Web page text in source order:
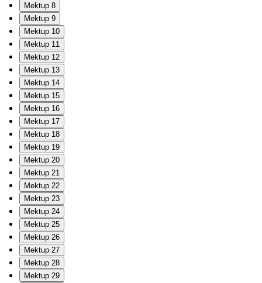
Mektup 8
Mektup 9
Mektup 10
Mektup 11
Mektup 12
Mektup 13
Mektup 14
Mektup 15
Mektup 16
Mektup 17
Mektup 18
Mektup 19
Mektup 20
Mektup 21
Mektup 22
Mektup 23
Mektup 24
Mektup 25
Mektup 26
Mektup 27
Mektup 28
Mektup 29